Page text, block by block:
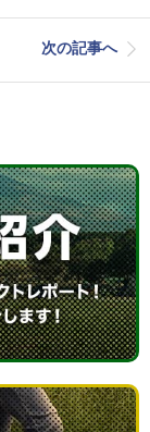
次の記事へ